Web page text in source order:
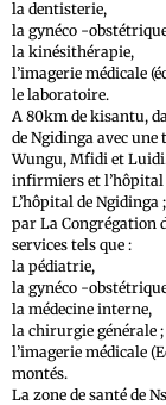
la dentisterie,
la gynéco -
la kinésithérapie,
l’imagerie médicale
le laboratoire.
A 80km de kisantu,
de Ngidinga avec une
Wungu, Mfidi et Luidi.
infirmiers et l’hôpital
L’hôpital de Ngidinga
par La Congrégation
services tels que :
la pédiatrie,
la gynéco -
la médecine interne,
la chirurgie générale ;
l’imagerie médicale
montés.
La zone de santé de